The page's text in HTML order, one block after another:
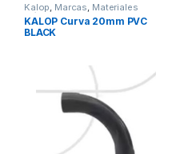
Kalop Marcas Materiales
Eléctricos Seguridad
KALOP Curva 20mm PVC
BLACK